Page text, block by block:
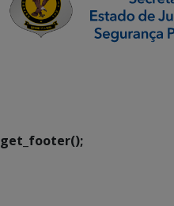
get_footer();